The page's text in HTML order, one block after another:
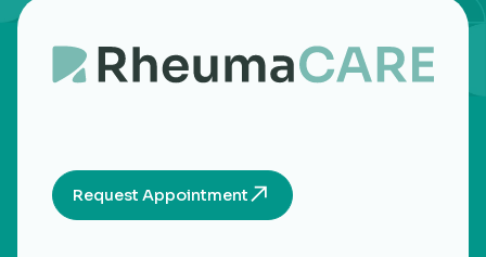
Request Appointment